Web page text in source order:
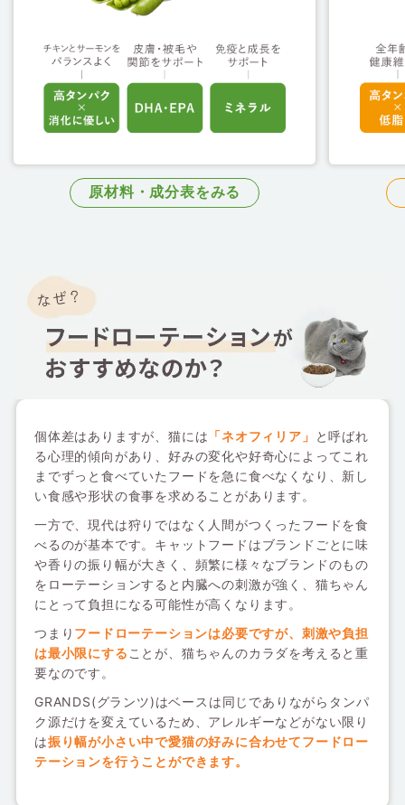
原材料・成分表をみる
個体差はありますが、猫には 「ネオフィリア」 と呼ばれ
る心理的傾向があり、好みの変化や好奇心によってこれ
までずっと食べていたフードを急に食べなくなり、新し
い食感や形状の食事を求めることがあります。
一方で、現代は狩りではなく人間がつくったフードを食
べるのが基本です。キャットフードはブランドごとに味
や香りの振り幅が大きく、頻繁に様々なブランドのもの
をローテーションすると内臓への刺激が強く、猫ちゃん
にとって負担になる可能性が高くなります。
つまり フードローテーションは必要ですが、刺激や負担
は最小限にする ことが、猫ちゃんのカラダを考えると重
要なのです。
GRANDS(グランツ)はベースは同じでありながらタンパ
ク源だけを変えているため、アレルギーなどがない限り
は振り幅が小さい中で愛猫の好みに合わせてフードロー
テーションを行うことができます。